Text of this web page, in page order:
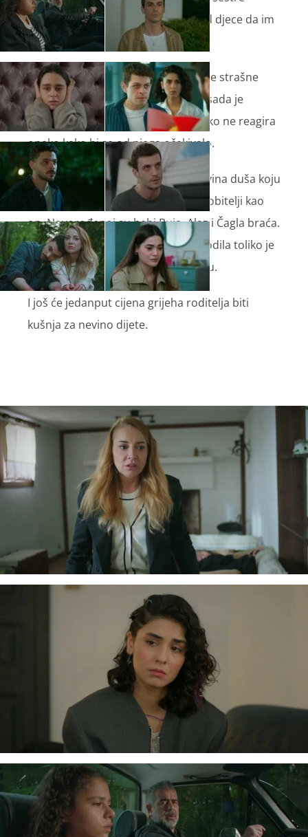
Serhanu, Jaman pokušava sakriti od djece da im
je majka oteta.
Ali Alaza neće biti lako udaljiti od ove strašne
istine. Najveći sukob sa Serhanom sada je
neizbježan. Nakon gubitka Edže nitko ne reagira
onako kako bi se od njega očekivalo.
Osim Jamana... Jaman ne želi da nevina duša koju
im je Šebnem ostavila odraste bez obitelji kao
on. Novorođenoj su bebi Ruja, Alaz i Čagla braća.
No dimenzija tragedije koja se dogodila toliko je
velika da svatko ode na svoju stranu.
I još će jedanput cijena grijeha roditelja biti
kušnja za nevino dijete.